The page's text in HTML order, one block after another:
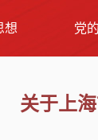
想 党
关于上